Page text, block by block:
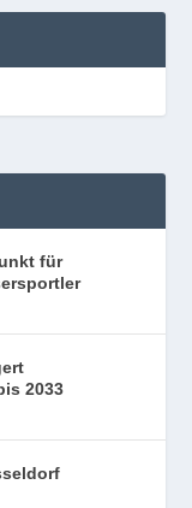
für
2033